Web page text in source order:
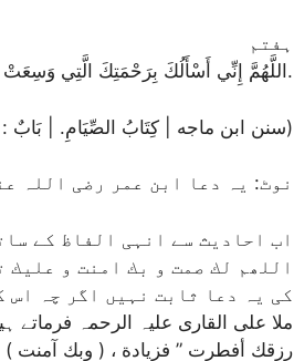
ہفتم
اللَّهُمَّ إِنِّي أَسْأَلُكَ بِرَحْمَتِكَ الَّتِي وَسِعَتْ كُلَّ شَيْءٍ أَنْ تَغْفِرَ لِي.
(سنن ابن ماجه | كِتَابُ الصِّيَامِ. | بَابٌ : فِي الصَّائِمِ لَا تُرَدُّ دَعْوَتُهُ)
نوٹ: یہ دعا ابن عمر رضی اللہ
اب احادیث سے انہی الفاظ کے
اللھم لك صمت و بك امنت و عليك
کی یہ دعا ثابت نہیں اگر چہ اس
ملا علی القاری علیہ الرحمہ
رزقك أفطرت ” فزيادة ، ( وبك آمنت )